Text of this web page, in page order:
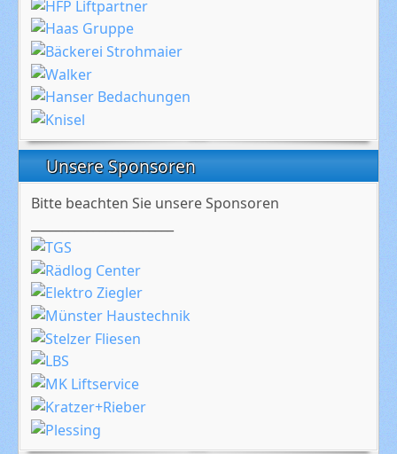
Unsere Sponsoren
Bitte beachten Sie unsere Sponsoren